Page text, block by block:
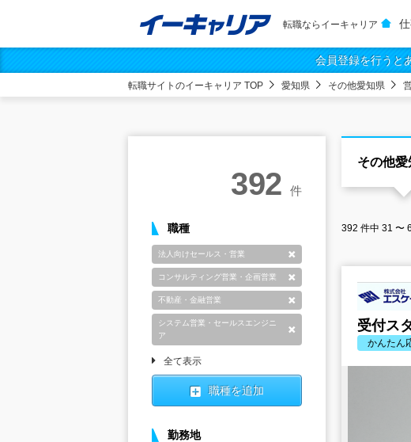
転職ならイーキャリア
会員登録を行うと
転職サイトのイーキャリア TOP 愛知県 その他愛知県
その他
392 件中 31 〜
受付ス
かんたん
392 件
職種
法人向けセールス・営業
コンサルティング営業・企画営業
不動産・金融営業
システム営業・セールスエンジニ
ア
全て表示
職種を追加
勤務地